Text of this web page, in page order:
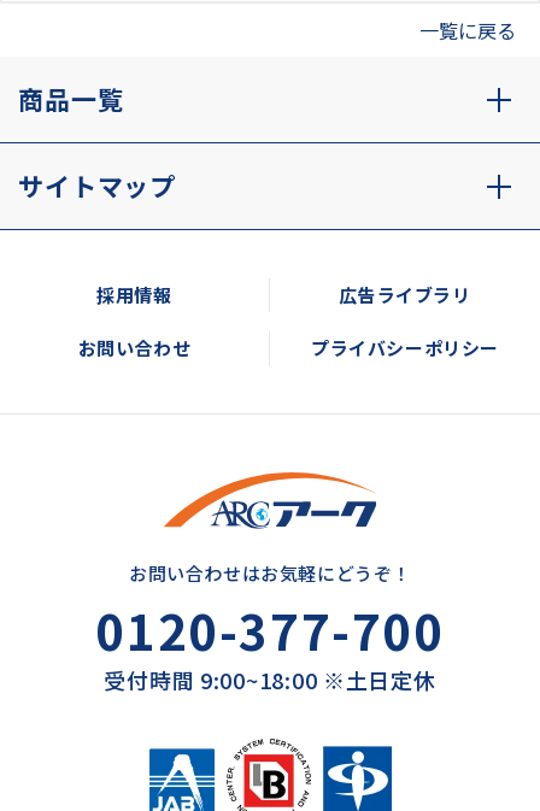
一覧に戻る
商品一覧
サイトマップ
採用情報 広告ライブラリ
お問い合わせ プライバシーポリシー
お問い合わせはお気軽にどうぞ！
0120-377-700
受付時間 9:00~18:00 ※土日定休